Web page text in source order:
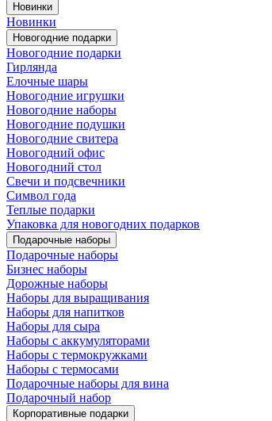
Новинки
Новинки
Новогодние подарки
Новогодние подарки
Гирлянда
Елочные шары
Новогодние игрушки
Новогодние наборы
Новогодние подушки
Новогодние свитера
Новогодний офис
Новогодний стол
Свечи и подсвечники
Символ года
Теплые подарки
Упаковка для новогодних подарков
Подарочные наборы
Подарочные наборы
Бизнес наборы
Дорожные наборы
Наборы для выращивания
Наборы для напитков
Наборы для сыра
Наборы с аккумуляторами
Наборы с термокружками
Наборы с термосами
Подарочные наборы для вина
Подарочный набор
Корпоративные подарки